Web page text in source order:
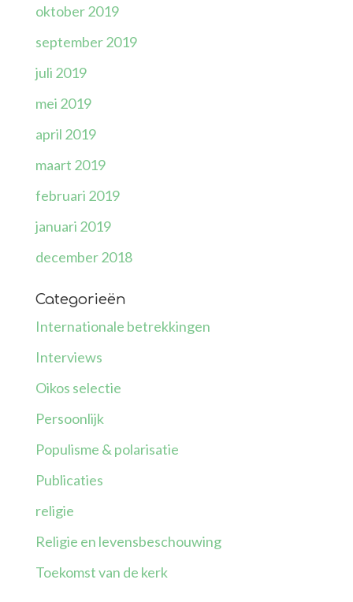
oktober 2019
september 2019
juli 2019
mei 2019
april 2019
maart 2019
februari 2019
januari 2019
december 2018
Categorieën
Internationale betrekkingen
Interviews
Oikos selectie
Persoonlijk
Populisme & polarisatie
Publicaties
religie
Religie en levensbeschouwing
Toekomst van de kerk